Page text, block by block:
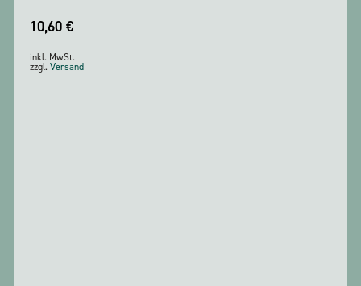
10,60 €
inkl. MwSt.
zzgl. Versand